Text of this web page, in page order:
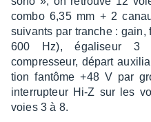
combo 6,35 mm + 2
suivants par tranche :
600 Hz), égali­seur 3
compres­seur, départ
tion fantôme +48 V par
inter­rup­teur Hi-Z sur les
voies 3 à 8.